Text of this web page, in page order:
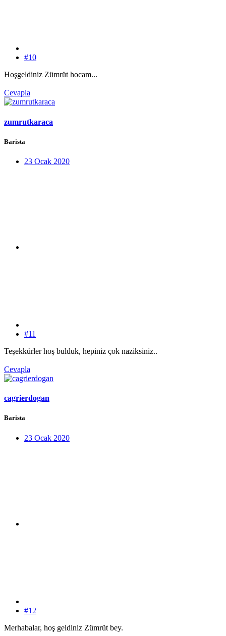
#10
Hoşgeldiniz Zümrüt hocam...
Cevapla
zumrutkaraca
Barista
23 Ocak 2020
#11
Teşekkürler hoş bulduk, hepiniz çok naziksiniz..
Cevapla
cagrierdogan
Barista
23 Ocak 2020
#12
Merhabalar, hoş geldiniz Zümrüt bey.